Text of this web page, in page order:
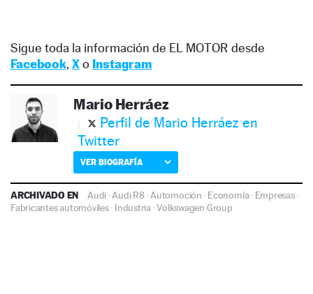
Sigue toda la información de EL MOTOR desde
Facebook, Xo Instagram
Mario Herráez
Perfil de Mario Herráez en
Twitter
VER BIOGRAFÍA
ARCHIVADO EN Audi ·Audi R8·Automoción ·Economía· Empresas·
Fabricantes automóviles· Industria·Volkswagen Group